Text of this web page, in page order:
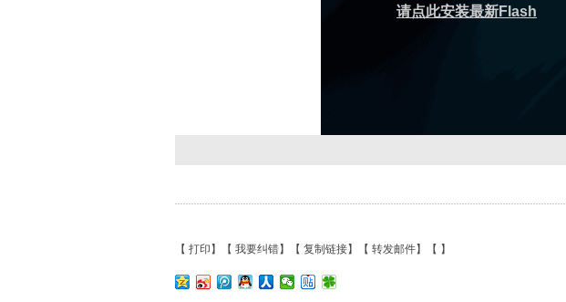
请点此安装最新Flash
【 打印 】【 我要纠错】【 复制链接】【 转发邮件】【 】